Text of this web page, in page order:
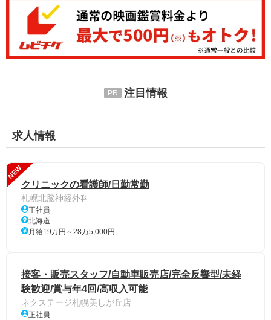
注目情報
求人情報
NEW
クリニックの看護師/日勤常勤
札幌北脳神経外科
正社員
北海道
月給19万円～28万5,000円
接客・販売スタッフ/自動車販売店/完全反響型/未経
験歓迎/賞与年4回/高収入可能
ネクステージ札幌美しが丘店
正社員